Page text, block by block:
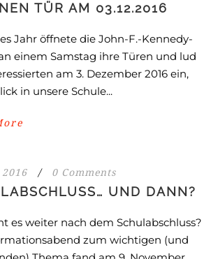
TÜR AM 03.12.2016
Jahr öffnete die John-F.-Kennedy-
einem Samstag ihre Türen und lud
am 3. Dezember 2016 ein,
in unsere Schule...
2016 / 0 Comments
UND DANN?
es weiter nach dem Schulabschluss?
zum wichtigen (und